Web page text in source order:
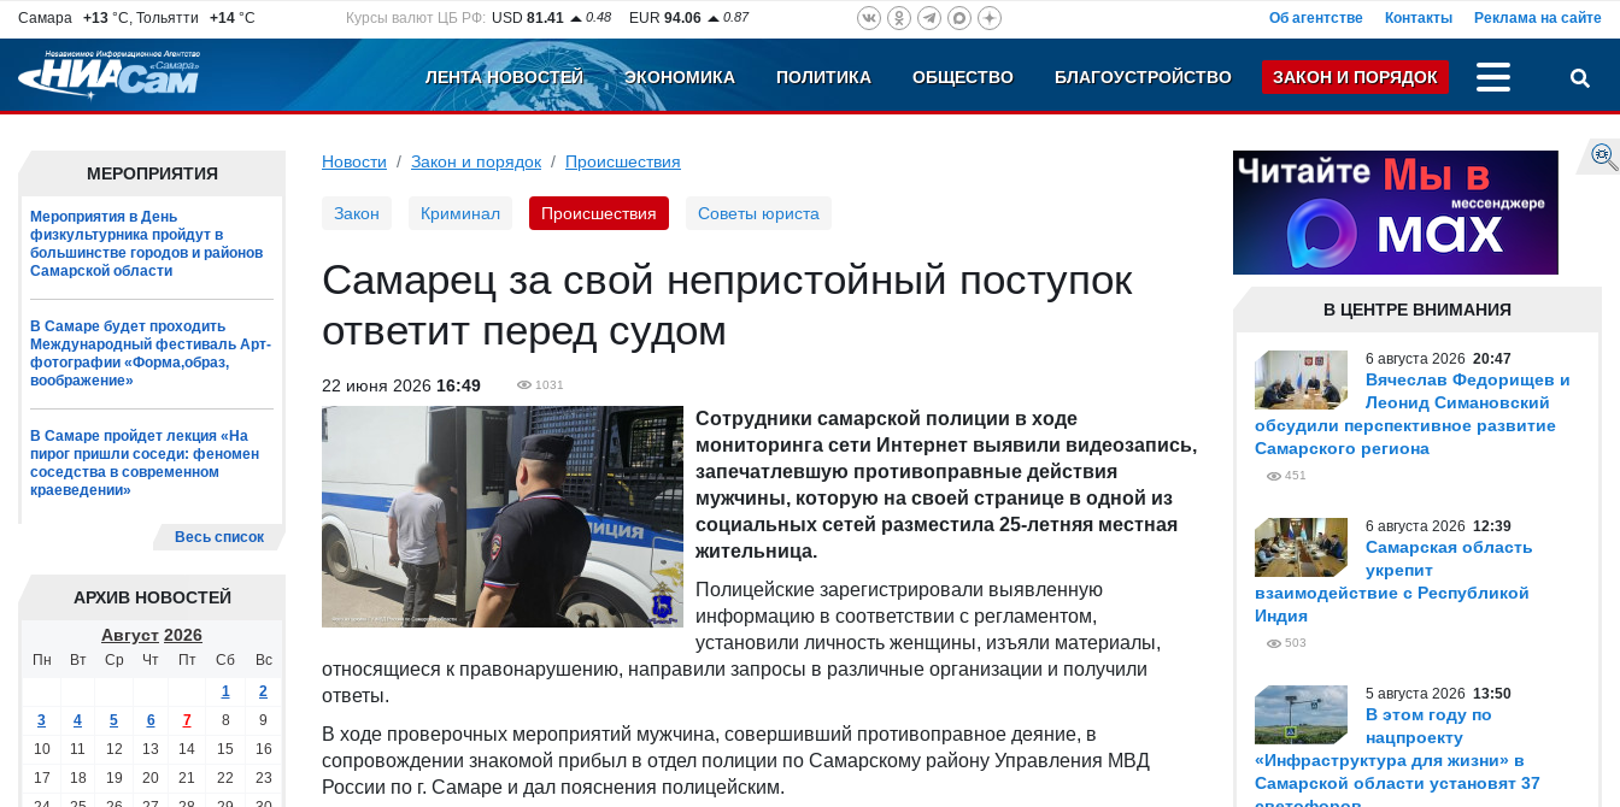
Самара +13 °C, Тольятти +14 °C Курсы валют ЦБ РФ: USD 81.41 0.48 EUR 94.06 0.87 Об агентстве Контакты Реклама на сайте
ЛЕНТА НОВОСТЕЙ ЭКОНОМИКА ПОЛИТИКА ОБЩЕСТВО БЛАГОУСТРОЙСТВО ЗАКОН И ПОРЯДОК
МЕРОПРИЯТИЯ
Мероприятия в День
физкультурника пройдут в
большинстве городов и районов
Самарской области
В Самаре будет проходить
Международный фестиваль Арт-
фотографии «Форма,образ,
воображение»
В Самаре пройдет лекция «На
пирог пришли соседи: феномен
соседства в современном
краеведении»
Весь список
АРХИВ НОВОСТЕЙ
Август 2026
Пн Вт Ср Чт Пт Сб
Вс
1
2
3
4 5 6 7 8
9
10
11 12 13 14 15
16
17
18 19 20 21 22
23
Новости Закон и порядок Происшествия
Закон Криминал Происшествия Советы юриста
Самарец за свой непристойный поступок
ответит перед судом
22 июня 2026 16:49 1031
Сотрудники самарской полиции в ходе
мониторинга сети Интернет выявили видеозапись,
запечатлевшую противоправные действия
мужчины, которую на своей странице в одной из
социальных сетей разместила 25-летняя местная
жительница.
Полицейские зарегистрировали выявленную
информацию в соответствии с регламентом,
установили личность женщины, изъяли материалы,
относящиеся к правонарушению, направили запросы в различные организации и получили
ответы.
В ходе проверочных мероприятий мужчина, совершивший противоправное деяние, в
сопровождении знакомой прибыл в отдел полиции по Самарскому району Управления МВД
России по г. Самаре и дал пояснения полицейским.
В ЦЕНТРЕ ВНИМАНИЯ
6 августа 2026 20:47
Вячеслав Федорищев и
Леонид Симановский
обсудили перспективное развитие
Самарского региона
451
6 августа 2026 12:39
Самарская область
укрепит
взаимодействие с Республикой
Индия
503
5 августа 2026 13:50
В этом году по
нацпроекту
«Инфраструктура для жизни» в
Самарской области установят 37